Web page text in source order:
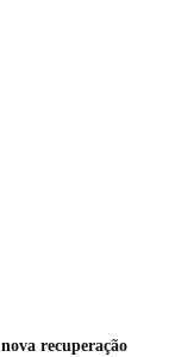
recuperação